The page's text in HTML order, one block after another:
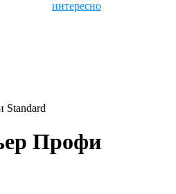
интересно
Standard
Профи